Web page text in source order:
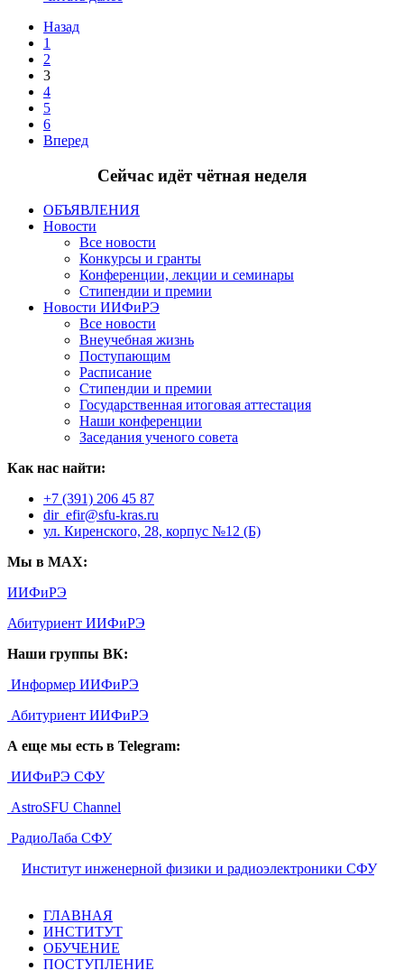
Назад
1
2
3
4
5
6
Вперед
Сейчас идёт чётная неделя
ОБЪЯВЛЕНИЯ
Новости
Все новости
Конкурсы и гранты
Конференции, лекции и семинары
Стипендии и премии
Новости ИИФиРЭ
Все новости
Внеучебная жизнь
Поступающим
Расписание
Стипендии и премии
Государственная итоговая аттестация
Наши конференции
Заседания ученого совета
Как нас найти:
+7 (391) 206 45 87
dir_efir@sfu-kras.ru
ул. Киренского, 28, корпус №12 (Б)
Мы в MAX:
ИИФиРЭ
Абитуриент ИИФиРЭ
Наши группы ВК:
Информер ИИФиРЭ
Абитуриент ИИФиРЭ
А еще мы есть в Telegram:
ИИФиРЭ СФУ
AstroSFU Channel
РадиоЛаба СФУ
Институт инженерной физики и радиоэлектроники СФУ,
ГЛАВНАЯ
ИНСТИТУТ
ОБУЧЕНИЕ
ПОСТУПЛЕНИЕ